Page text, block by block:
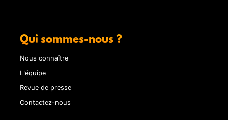
Qui sommes-nous ?
Nous connaître
L'équipe
Revue de presse
Contactez-nous